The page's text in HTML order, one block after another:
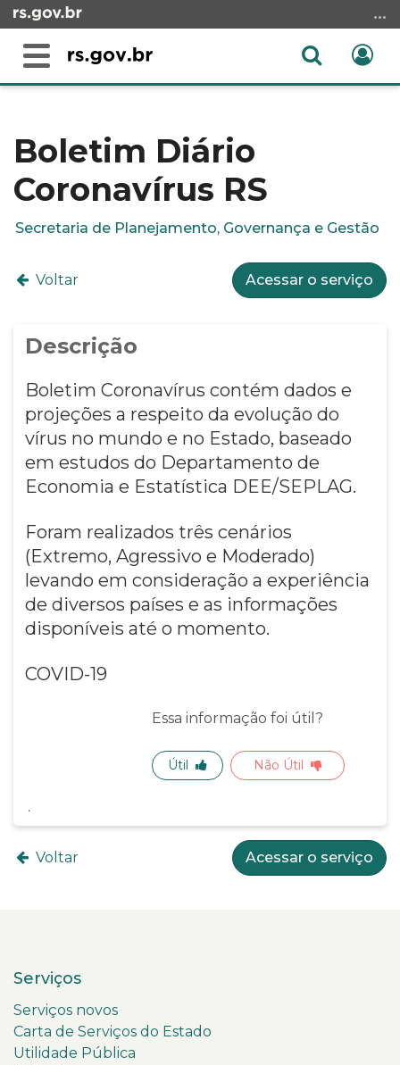
para
conteúdo
menu
para
Alterna
Abrir
conteúdo
Boletim Diário
Coronavírus RS
Secretaria de Planejamento, Governança e Gestão
Voltar Acessar o serviço
Descrição
Boletim Coronavírus contém dados e
projeções a respeito da evolução do
vírus no mundo e no Estado, baseado
em estudos do Departamento de
Economia e Estatística DEE/SEPLAG.
Foram realizados três cenários
(Extremo, Agressivo e Moderado)
levando em consideração a experiência
de diversos países e as informações
disponíveis até o momento.
COVID-19
Essa informação foi útil?
Útil Não Útil
Voltar Acessar o serviço
Serviços
Serviços novos
Carta de Serviços do Estado
Utilidade Pública